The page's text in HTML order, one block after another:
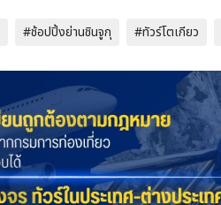
#ช้อปปิ้งย่านชินจูกุ #ทัวร์โตเกียว